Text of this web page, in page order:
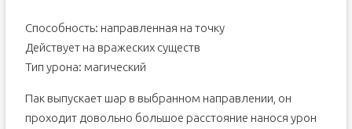
Способность: направленная на точку
Действует на вражеских существ
Тип урона: магический
Пак выпускает шар в выбранном направлении, он
проходит довольно большое расстояние нанося урон